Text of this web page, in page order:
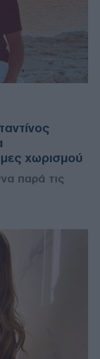
χωρισμού
παρά τις